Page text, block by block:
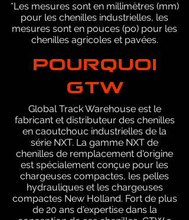
*Les mesures sont en millimètres (mm)
pour les chenilles industrielles, les
mesures sont en pouces (po) pour les
chenilles agricoles et pavées.
POURQUOI
GTW
Global Track Warehouse est le
fabricant et distributeur des chenilles
en caoutchouc industrielles de la
série NXT. La gamme NXT de
chenilles de remplacement d'origine
est spécialement conçue pour les
chargeuses compactes, les pelles
hydrauliques et les chargeuses
compactes New Holland. Fort de plus
de 20 ans d'expertise dans la